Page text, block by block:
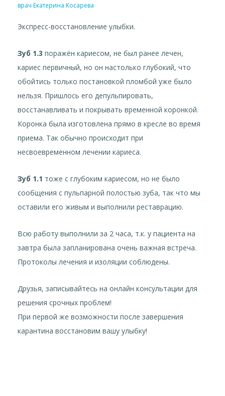
врач Екатерина Косарева
Экспресс-восстановление улыбки.
Зуб 1.3 поражён кариесом, не был ранее лечен,
кариес первичный, но он настолько глубокий, что
обойтись только постановкой пломбой уже было
нельзя. Пришлось его депульпировать,
восстанавливать и покрывать временной коронкой.
Коронка была изготовлена прямо в кресле во время
приема. Так обычно происходит при
несвоевременном лечении кариеса.
Зуб 1.1 тоже с глубоким кариесом, но не было
сообщения с пульпарной полостью зуба, так что мы
оставили его живым и выполнили реставрацию.
Всю работу выполнили за 2 часа, т.к. у пациента на
завтра была запланирована очень важная встреча.
Протоколы лечения и изоляции соблюдены.
Друзья, записывайтесь на онлайн консультации для
решения срочных проблем!
При первой же возможности после завершения
карантина восстановим вашу улыбку!